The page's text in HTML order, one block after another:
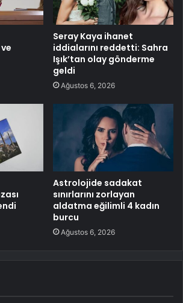
Seray Kaya ihanet
iddialarını reddetti: Sahra
Işık’tan olay gönderme
geldi
Ağustos 6, 2026
Astrolojide sadakat
sınırlarını zorlayan
aldatma eğilimli 4 kadın
burcu
Ağustos 6, 2026